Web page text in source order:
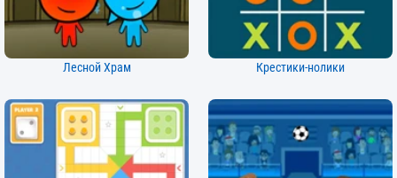
Лесной Храм Крестики-нолики